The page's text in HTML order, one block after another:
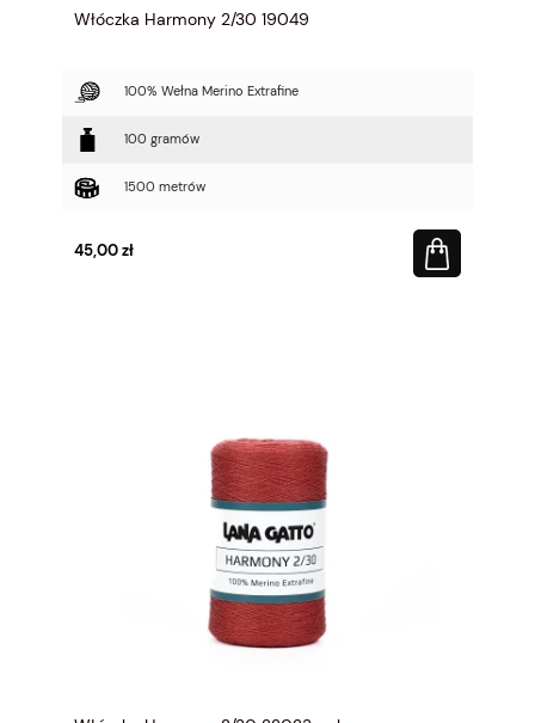
Włóczka Harmony 2/30 19049
100% Wełna Merino Extrafine
100 gramów
1500 metrów
45,00 zł